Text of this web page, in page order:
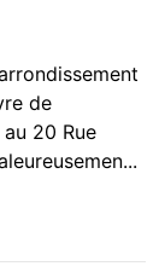
de
20 Rue